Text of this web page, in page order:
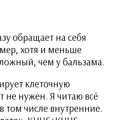
обращает на себя
хотя и меньше
чем у бальзама.
клеточную
не нужен. Я читаю всё
том числе внутренние.